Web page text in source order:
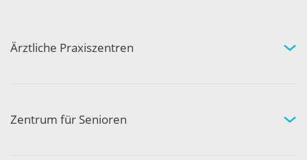
Ärztliche Praxiszentren
Kompetenznetzwerk
Zentrum für Senioren